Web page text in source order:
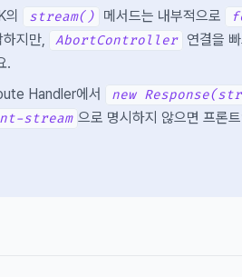
stream() 메서드는 내부적으로
지만, AbortController
연결을
.
Handler에서
new
stream 으로 명시하지 않으면 프론